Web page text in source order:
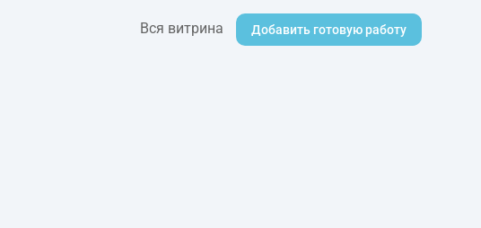
Вся витрина Добавить готовую работу